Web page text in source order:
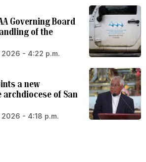
Governing Board
of the
- 4:22 p.m.
a new
of San
- 4:18 p.m.